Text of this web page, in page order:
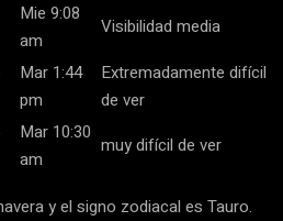
Mie 9:08
am
Visibilidad media
Mar 1:44
pm
Extremadamente difícil
de ver
Mar 10:30
am
muy difícil de ver
y el signo zodiacal es Tauro.